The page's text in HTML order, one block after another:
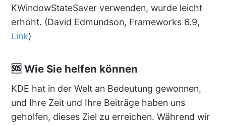
KWindowStateSaver verwenden, wurde leicht
erhöht. (David Edmundson, Frameworks 6.9,
Link)
🆘 Wie Sie helfen können
KDE hat in der Welt an Bedeutung gewonnen,
und Ihre Zeit und Ihre Beiträge haben uns
geholfen, dieses Ziel zu erreichen. Während wir